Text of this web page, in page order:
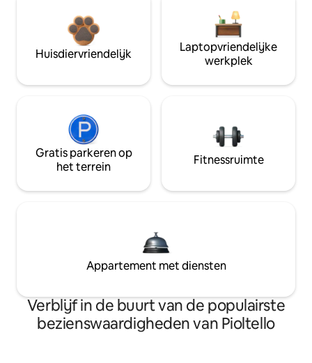
Huisdiervriendelijk
Laptopvriendelijke
werkplek
Gratis parkeren op
het terrein
Fitnessruimte
Appartement met diensten
Verblijf in de buurt van de populairste
bezienswaardigheden van Pioltello